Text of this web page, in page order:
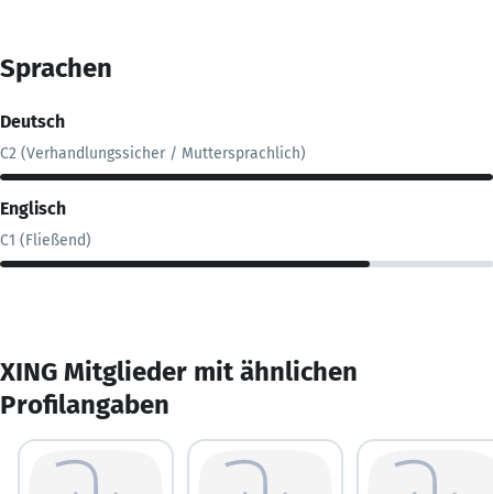
Sprachen
Deutsch
C2 (Verhandlungssicher / Muttersprachlich)
Englisch
C1 (Fließend)
XING Mitglieder mit ähnlichen
Profilangaben